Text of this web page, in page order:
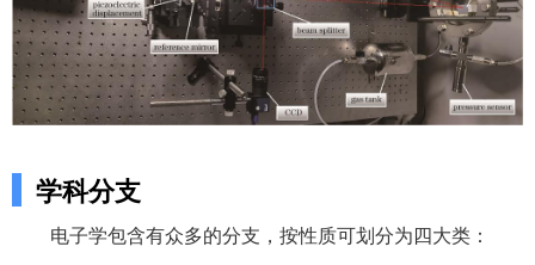
学科分支
电子学包含有众多的分支，按性质可划分为四大类：